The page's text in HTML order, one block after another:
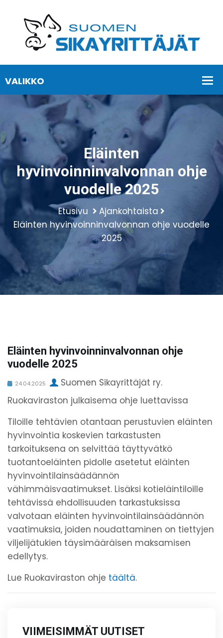
Eläinten
hyvinvoinninvalvonnan ohje
vuodelle 2025
Etusivu
Ajankohtaista
Eläinten hyvinvoinninvalvonnan ohje vuodelle
2025
Eläinten hyvinvoinninvalvonnan ohje
vuodelle 2025
24.04.2025
Suomen Sikayrittäjät ry.
Ruokaviraston julkaisema ohje luettavissa
Tiloille tehtävien otantaan perustuvien eläinten
hyvinvointia koskevien tarkastusten
tarkoituksena on selvittää täyttyvätkö
tuotantoeläinten pidolle asetetut eläinten
hyvinvointilainsäädännön
vähimmäisvaatimukset. Lisäksi kotieläintiloille
tehtävissä ehdollisuuden tarkastuksissa
valvotaan eläinten hyvinvointilainsäädännön
vaatimuksia, joiden noudattaminen on tiettyjen
viljelijätukien täysimääräisen maksamisen
edellytys.
Lue Ruokaviraston ohje täältä.
VIIMEISIMMÄT UUTISET